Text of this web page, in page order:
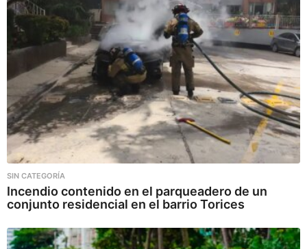
SIN CATEGORÍA
Incendio contenido en el parqueadero de un
conjunto residencial en el barrio Torices